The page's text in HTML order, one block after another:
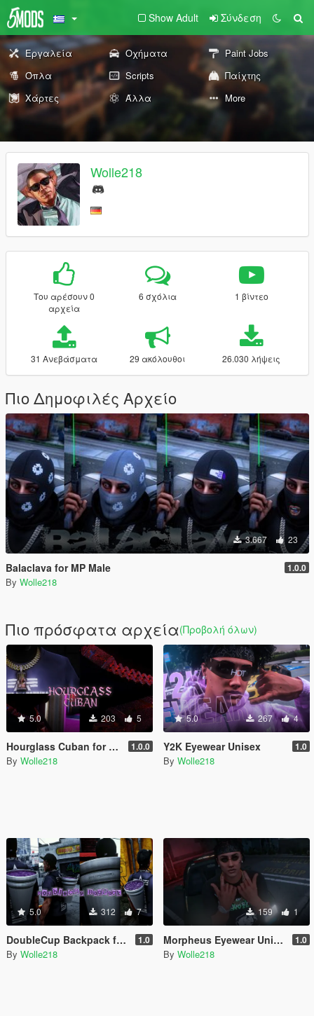
Show Adult Σύνδεση
Εργαλεία Οχήματα
Paint Jobs
Όπλα
Scripts
Παίχτης
Χάρτες
Άλλα More
Wolle218
Του αρέσουν 0
αρχεία
6 σχόλια 1 βίντεο
31 Ανεβάσματα 29 ακόλουθοι 26.030 λήψεις
Πιο Δημοφιλές Αρχείο
3.667 23
Balaclava for MP Male 1.0.0
By Wolle218
Πιο πρόσφατα αρχεία(Προβολή όλων)
5.0 203 5
Hourglass Cuban for MP Male 1.0.0
By Wolle218
5.0 267 4
Y2K Eyewear Unisex 1.0
By Wolle218
5.0 312 7
DoubleCup Backpack for MP Male 1.0
By Wolle218
159 1
Morpheus Eyewear Unisex 1.0
By Wolle218